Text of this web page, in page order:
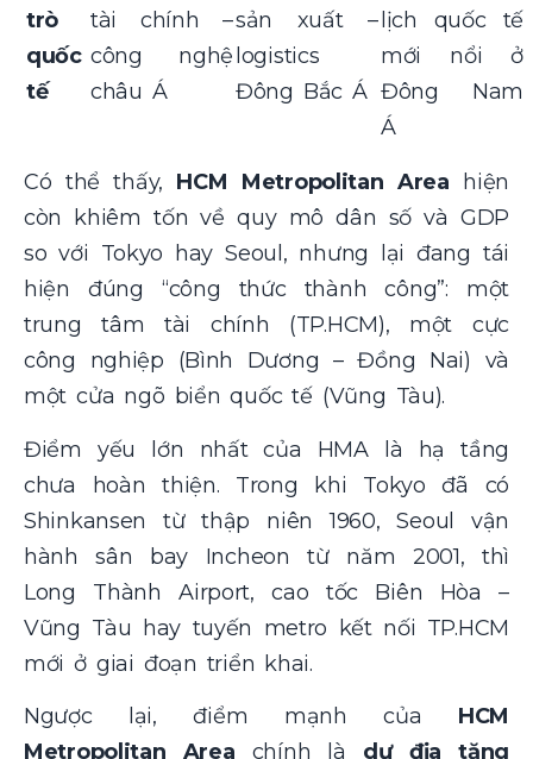
trò
quốc
tế
tài chính –
công nghệ
châu Á
sản xuất –
logistics
Đông Bắc Á
lịch quốc tế
mới nổi ở
Đông Nam
Á
Có thể thấy, HCM Metropolitan Area
hiện
còn khiêm tốn về quy mô dân số và GDP
so với Tokyo hay Seoul, nhưng lại đang tái
hiện đúng “công thức thành công”: một
trung tâm tài chính (TP.HCM), một cực
công nghiệp (Bình Dương – Đồng Nai) và
một cửa ngõ biển quốc tế (Vũng Tàu).
Điểm yếu lớn nhất của HMA là hạ tầng
chưa hoàn thiện. Trong khi Tokyo đã có
Shinkansen từ thập niên 1960, Seoul vận
hành sân bay Incheon từ năm 2001, thì
Long Thành Airport, cao tốc Biên Hòa –
Vũng Tàu hay tuyến metro kết nối TP.HCM
mới ở giai đoạn triển khai.
Ngược lại, điểm mạnh của HCM
Metropolitan Area chính là dư địa tăng